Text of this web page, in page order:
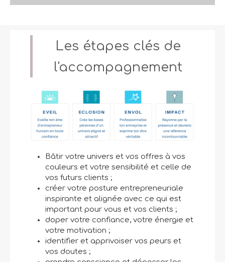
Les étapes clés de
l'accompagnement
Bâtir votre univers et vos offres à vos
couleurs et votre sensibilité et celle de
vos futurs clients ;
créer votre posture entrepreneuriale
inspirante et alignée avec ce qui est
important pour vous et vos clients ;
doper votre confiance, votre énergie et
votre motivation ;
identifier et apprivoiser vos peurs et
vos doutes ;